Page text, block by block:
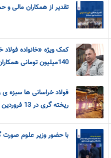
تقدیر از همکاران مالی و
کمک ویژه «خانواده
140میلیون تومانی همکاران فولاد به هموطنان سیل زده
فولاد خراسانی ها سبزه ی
ریخته گری در 13 فروردین
با حضور وزیر علوم صورت